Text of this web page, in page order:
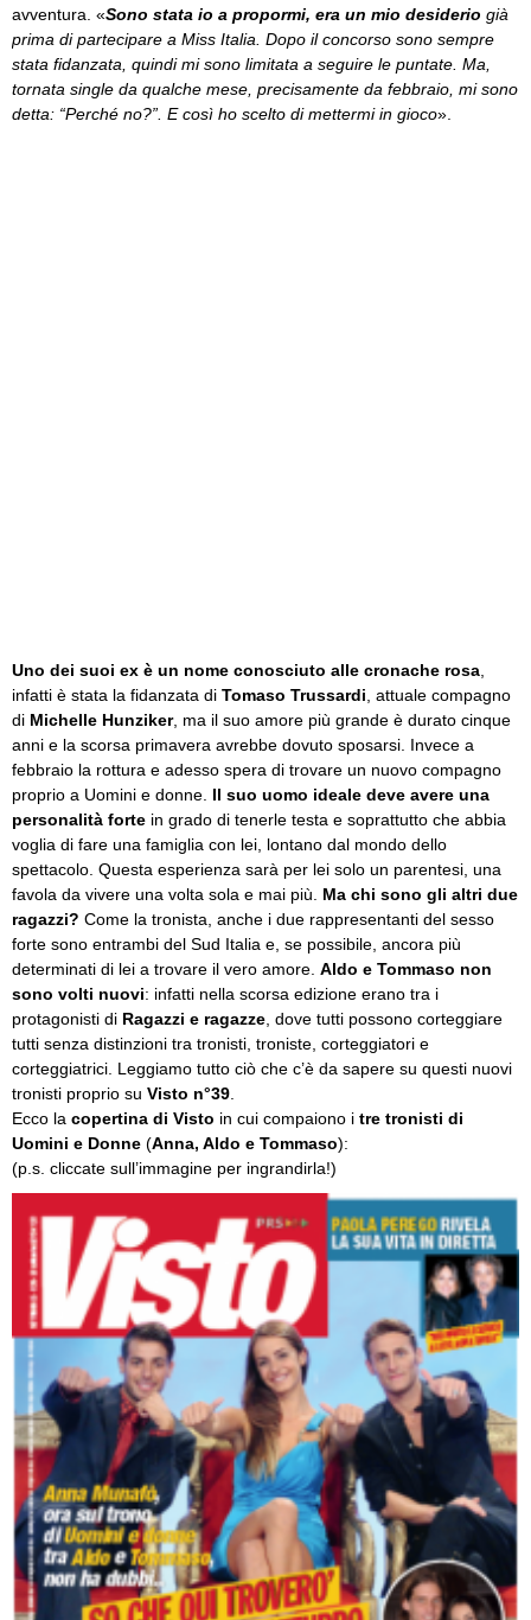
avventura. «Sono stata io a propormi, era un mio desiderio già
prima di partecipare a Miss Italia. Dopo il concorso sono sempre
stata fidanzata, quindi mi sono limitata a seguire le puntate. Ma,
tornata single da qualche mese, precisamente da febbraio, mi sono
detta: “Perché no?”. E così ho scelto di mettermi in gioco».
Uno dei suoi ex è un nome conosciuto alle cronache rosa
infatti è stata la fidanzata di Tomaso Trussardi , attuale compagno
di Michelle Hunziker, ma il suo amore più grande è durato cinque
anni e la scorsa primavera avrebbe dovuto sposarsi. Invece a
febbraio la rottura e adesso spera di trovare un nuovo compagno
proprio a Uomini e donne. Il suo uomo ideale deve avere una
personalità forte in grado di tenerle testa e soprattutto che abbia
voglia di fare una famiglia con lei, lontano dal mondo dello
spettacolo. Questa esperienza sarà per lei solo un parentesi, una
favola da vivere una volta sola e mai più. Ma chi sono gli altri due
ragazzi? Come la tronista, anche i due rappresentanti del sesso
forte sono entrambi del Sud Italia e, se possibile, ancora più
determinati di lei a trovare il vero amore. Aldo e Tommaso non
sono volti nuovi: infatti nella scorsa edizione erano tra i
protagonisti di Ragazzi e ragazze , dove tutti possono corteggiare
tutti senza distinzioni tra tronisti, troniste, corteggiatori e
corteggiatrici. Leggiamo tutto ciò che c’è da sapere su questi nuovi
tronisti proprio su Visto n°39
Ecco la copertina di Visto in cui compaiono i tre tronisti di
Uomini e Donne (Anna, Aldo e Tommaso):
(p.s. cliccate sull’immagine per ingrandirla!)